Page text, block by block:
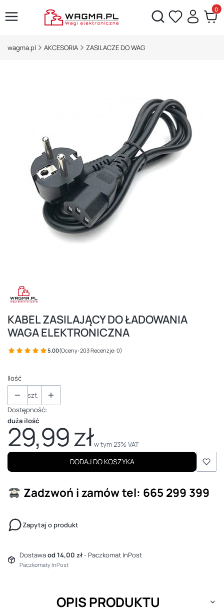
Otwórz wyszukiwarkę
wagma.pl AKCESORIA ZASILACZE DO WAG
KABEL ZASILAJĄCY DO ŁADOWANIA
WAGA ELEKTRONICZNA
5.00(Oceny: 203 Recenzje: 0)
Ilość
szt.
Dostępność:
duża ilość
Cena
29,99 złw tym 23% VAT
w tym23% VAT
DODAJ DO KOSZYKA
Zadzwoń i zamówtel: 665 299 399
Zapytaj o produkt
Dostawaod 14,00 zł- Paczkomat InPost
Paczkomaty InPost
OPIS PRODUKTU